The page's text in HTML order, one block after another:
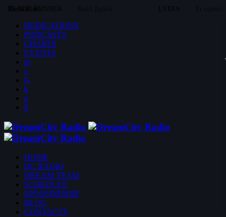
Dedications
BLADE RUNNER LYDIA
DEDICATIONS
PODCASTS
CHARTS
EVENTS
HOME
DC RADIO
DREAM TEAM
SCHEDULE
SPONSORSHIP
BLOG
CONTACTS